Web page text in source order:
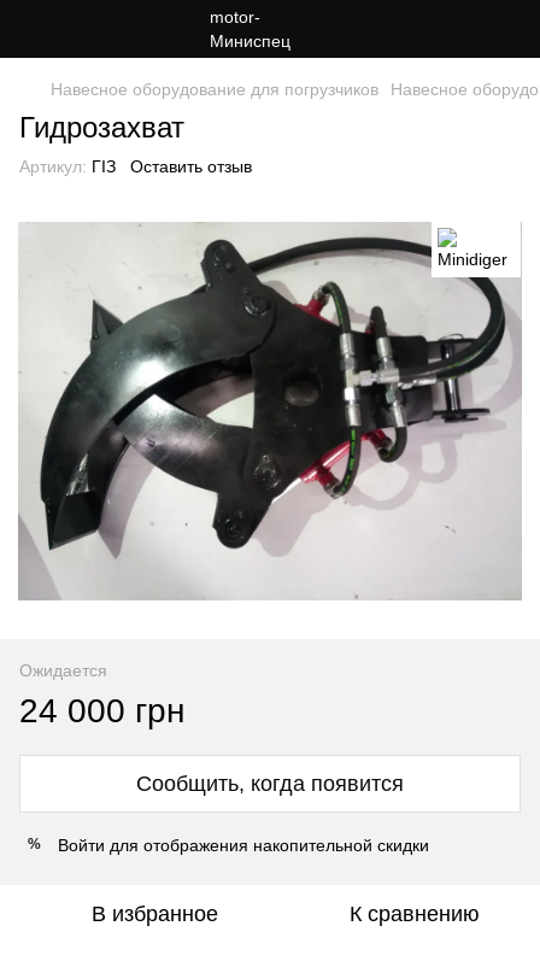
Навесное оборудование для погрузчиков Навесное
Гидрозахват
Артикул: ГІЗ Оставить отзыв
Ожидается
24 000 грн
Сообщить, когда появится
% Войти для отображения накопительной скидки
В избранное К сравнению